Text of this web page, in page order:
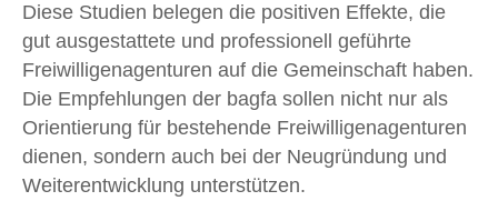
Diese Studien belegen die positiven Effekte, die
gut ausgestattete und professionell geführte
Freiwilligenagenturen auf die Gemeinschaft haben.
Die Empfehlungen der bagfa sollen nicht nur als
Orientierung für bestehende Freiwilligenagenturen
dienen, sondern auch bei der Neugründung und
Weiterentwicklung unterstützen.